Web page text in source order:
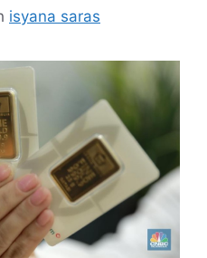
isyana saras